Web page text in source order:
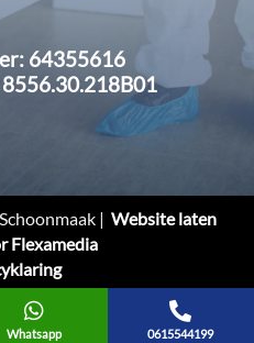
64355616
| Website laten
Flexamedia

Whatsapp

0615544199